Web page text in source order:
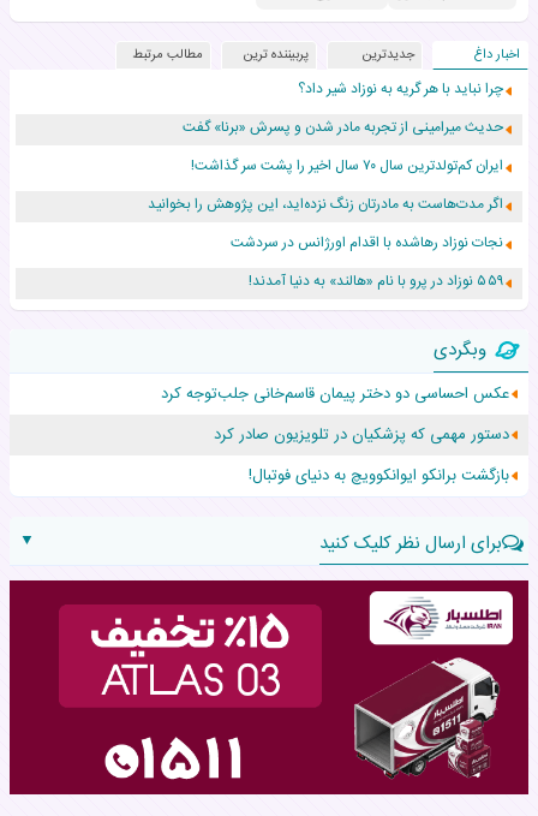
اخبار داغ جدیدترین پربیننده ترین مطالب مرتبط
چرا نباید با هر گریه به نوزاد شیر داد؟
حدیث میرامینی از تجربه مادر شدن و پسرش «برنا» گفت
ایران کم‌تولدترین سال ۷۰ سال اخیر را پشت سر گذاشت!
اگر مدت‌هاست به مادرتان زنگ نزده‌اید، این پژوهش را بخوانید
نجات نوزاد رهاشده با اقدام اورژانس در سردشت
۵۵۹ نوزاد در پرو با نام «هالند» به دنیا آمدند!
افزایش قد این دختر، چند میلیون دلار برای پدرش خرج داشته
حرکت غیرقانونی یک پرستار، جان دوقلوها را نجات داد!
عجیب‌ترین تولد در ۵/۵/۵ امسال که همه را شوکه کرد!
وبگردی
عکس احساسی دو دختر پیمان‌ قاسم‌خانی جلب‌توجه کرد
دستور مهمی که پزشکیان در تلویزیون صادر کرد
بازگشت برانکو ایوانکوویچ به دنیای فوتبال!
برای ارسال نظر کلیک کنید
▼
نام:
نظر: